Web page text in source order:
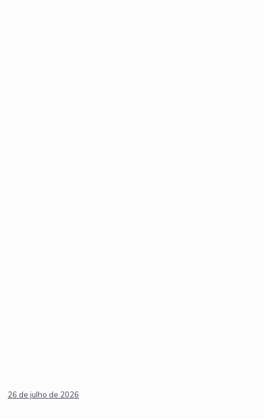
26 de julho de 2026